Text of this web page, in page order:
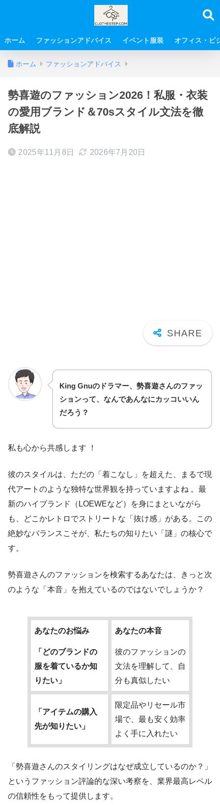
ホーム ファッションアドバイス イベント服装 オフィス・ビ
ホーム ファッションアドバイス
勢喜遊のファッション2026！私服・衣装
の愛用ブランド＆70sスタイル文法を徹
底解説
2025年11月8日 2026年7月20日
King Gnuのドラマー、勢喜遊さんのファッ
ションって、なんであんなにカッコいいん
だろう？
私も心から共感します ！
彼のスタイルは、ただの「着こなし」を超えた、まるで現
代アートのような独特な世界観を持っていますよね 。最
新のハイブランド（LOEWEなど）を身にまといながら
も、どこかレトロでストリートな「抜け感」がある。この
絶妙なバランスこそが、私たちの知りたい「謎」の核心で
す。
勢喜遊さんのファッションを検索するあなたは、きっと次
のような「本音」を抱えているのではないでしょうか？
あなたのお悩み あなたの本音
「どのブランドの
服を着ているか知
りたい」
彼のファッションの
文法を理解して、自
分も真似したい
「アイテムの購入
先が知りたい」
限定品やリセール市
場で、最も安く効率
よく手に入れたい
「勢喜遊さんのスタイリングはなぜ成立しているのか？」
というファッション評論的な深い考察を、業界最高レベル
の信頼性をもって提供します。